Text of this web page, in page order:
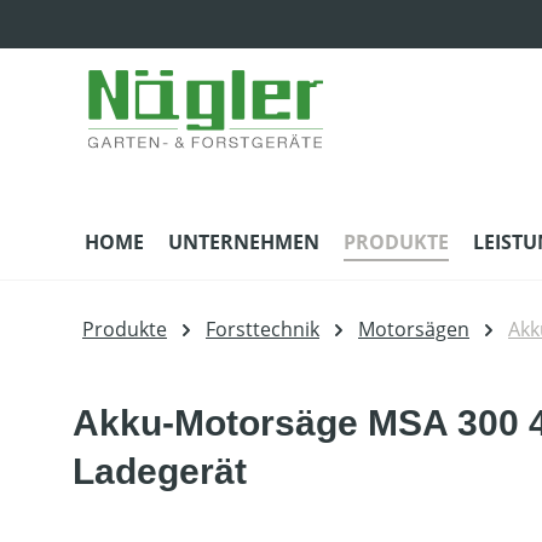
HOME UNTERNEHMEN PRODUKTE
Produkte Forsttechnik Motorsägen
Akku-Motorsäge MSA 300
Ladegerät